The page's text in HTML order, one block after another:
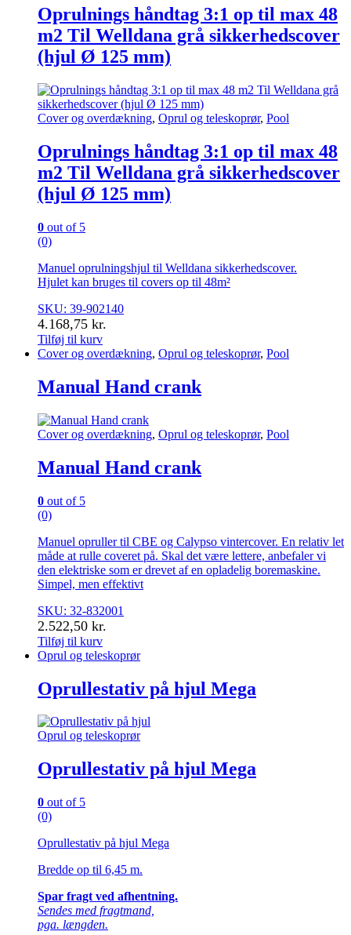
Oprulnings håndtag 3:1 op til max 48
m2 Til Welldana grå sikkerhedscover
(hjul Ø 125 mm)
Cover og overdækning, Oprul og teleskoprør, Pool
Oprulnings håndtag 3:1 op til max 48
m2 Til Welldana grå sikkerhedscover
(hjul Ø 125 mm)
0 out of 5
(0)
Manuel oprulningshjul til Welldana sikkerhedscover.
Hjulet kan bruges til covers op til 48m²
SKU: 39-902140
4.168,75 kr.
Tilføj til kurv
Cover og overdækning, Oprul og teleskoprør, Pool
Manual Hand crank
Cover og overdækning, Oprul og teleskoprør, Pool
Manual Hand crank
0 out of 5
(0)
Manuel opruller til CBE og Calypso vintercover. En relativ let
måde at rulle coveret på. Skal det være lettere, anbefaler vi
den elektriske som er drevet af en opladelig boremaskine.
Simpel, men effektivt
SKU: 32-832001
2.522,50 kr.
Tilføj til kurv
Oprul og teleskoprør
Oprullestativ på hjul Mega
Oprul og teleskoprør
Oprullestativ på hjul Mega
0 out of 5
(0)
Oprullestativ på hjul Mega
Bredde op til 6,45 m.
Spar fragt ved afhentning.
Sendes med fragtmand,
pga. længden.